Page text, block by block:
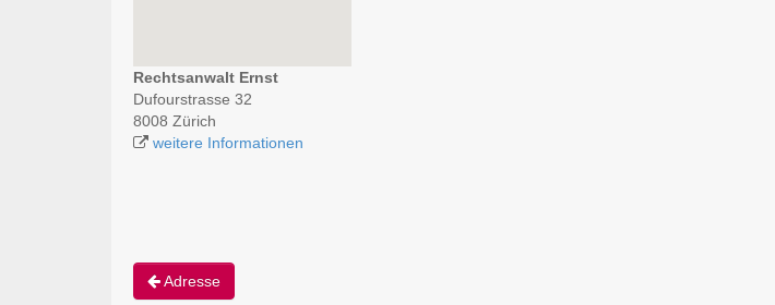
Rechtsanwalt Ernst
Dufourstrasse 32
8008 Zürich
weitere Informationen
Adresse